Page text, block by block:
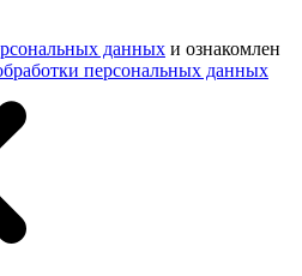
данных и ознакомлен
персональных данных